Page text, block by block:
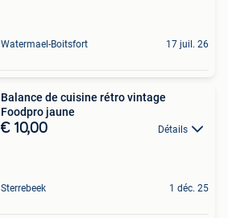
Watermael-Boitsfort 17 juil. 26
Balance de cuisine rétro vintage
Foodpro jaune
€ 10,00 Détails
Sterrebeek 1 déc. 25